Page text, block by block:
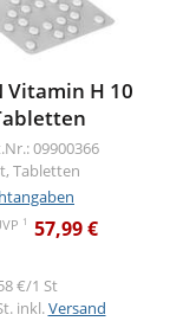
Vitamin H 10
09900366
Tabletten
1 57,99 €
€/1 St
inkl.Versand